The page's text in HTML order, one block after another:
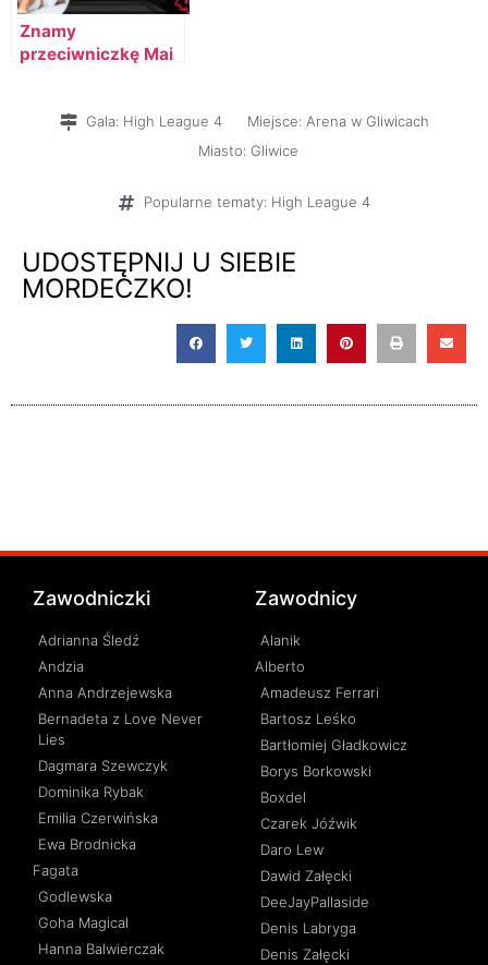
Znamy
przeciwniczkę Mai
Gala: High League 4 Miejsce: Arena w Gliwicach
Miasto: Gliwice
Popularne tematy: High League 4
UDOSTĘPNIJ U SIEBIE
MORDECZKO!
Zawodniczki
Adrianna Śledź
Andzia
Anna Andrzejewska
Bernadeta z Love Never
Lies
Dagmara Szewczyk
Dominika Rybak
Emilia Czerwińska
Ewa Brodnicka
Fagata
Godlewska
Goha Magical
Hanna Balwierczak
Zawodnicy
Alanik
Alberto
Amadeusz Ferrari
Bartosz Leśko
Bartłomiej Gładkowicz
Borys Borkowski
Boxdel
Czarek Jóźwik
Daro Lew
Dawid Załęcki
DeeJayPallaside
Denis Labryga
Denis Załęcki